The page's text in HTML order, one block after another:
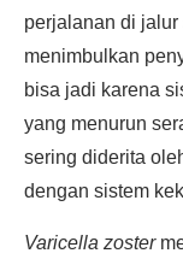
perjalanan di
menimbulkan
bisa jadi karena
yang menurun
sering diderita
dengan sistem
Varicella zoster